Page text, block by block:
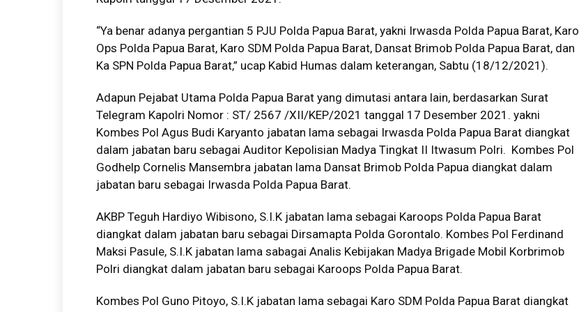
“Ya benar adanya pergantian 5 PJU Polda Papua Barat, yakni Irwasda Polda Papua Barat, Karo
Ops Polda Papua Barat, Karo SDM Polda Papua Barat, Dansat Brimob Polda Papua Barat, dan
Ka SPN Polda Papua Barat,” ucap Kabid Humas dalam keterangan, Sabtu (18/12/2021).
Adapun Pejabat Utama Polda Papua Barat yang dimutasi antara lain, berdasarkan Surat
Telegram Kapolri Nomor : ST/ 2567 /XII/KEP/2021 tanggal 17 Desember 2021. yakni
Kombes Pol Agus Budi Karyanto jabatan lama sebagai Irwasda Polda Papua Barat diangkat
dalam jabatan baru sebagai Auditor Kepolisian Madya Tingkat II Itwasum Polri. Kombes Pol
Godhelp Cornelis Mansembra jabatan lama Dansat Brimob Polda Papua diangkat dalam
jabatan baru sebagai Irwasda Polda Papua Barat.
AKBP Teguh Hardiyo Wibisono, S.I.K jabatan lama sebagai Karoops Polda Papua Barat
diangkat dalam jabatan baru sebagai Dirsamapta Polda Gorontalo. Kombes Pol Ferdinand
Maksi Pasule, S.I.K jabatan lama sabagai Analis Kebijakan Madya Brigade Mobil Korbrimob
Polri diangkat dalam jabatan baru sebagai Karoops Polda Papua Barat.
Kombes Pol Guno Pitoyo, S.I.K jabatan lama sebagai Karo SDM Polda Papua Barat diangkat